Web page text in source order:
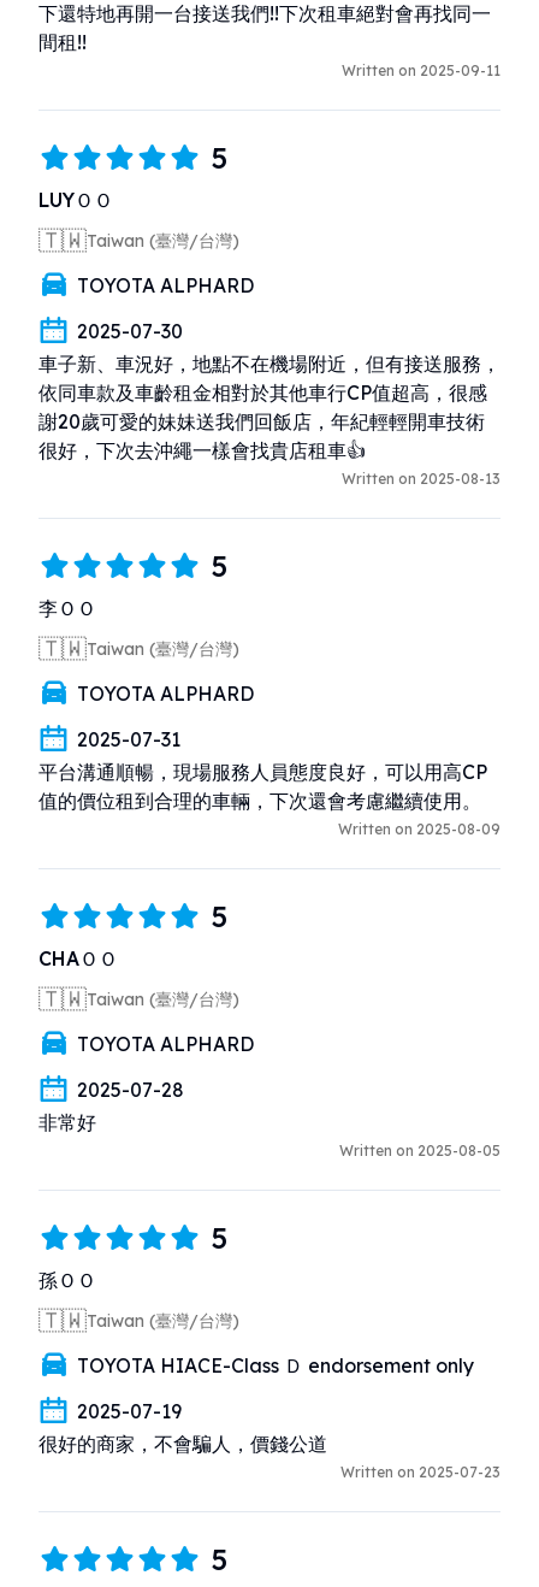
下還特地再開一台接送我們!!下次租車絕對會再找同一
間租!!
Written on 2025-09-11
5
LUYＯＯ
🇹🇼Taiwan (臺灣/台灣)
TOYOTA ALPHARD
2025-07-30
車子新、車況好，地點不在機場附近，但有接送服務，
依同車款及車齡租金相對於其他車行CP值超高，很感
謝20歲可愛的妹妹送我們回飯店，年紀輕輕開車技術
很好，下次去沖繩一樣會找貴店租車👍
Written on 2025-08-13
5
李ＯＯ
🇹🇼Taiwan (臺灣/台灣)
TOYOTA ALPHARD
2025-07-31
平台溝通順暢，現場服務人員態度良好，可以用高CP
值的價位租到合理的車輛，下次還會考慮繼續使用。
Written on 2025-08-09
5
CHAＯＯ
🇹🇼Taiwan (臺灣/台灣)
TOYOTA ALPHARD
2025-07-28
非常好
Written on 2025-08-05
5
孫ＯＯ
🇹🇼Taiwan (臺灣/台灣)
TOYOTA HIACE-Class Ｄ endorsement only
2025-07-19
很好的商家，不會騙人，價錢公道
Written on 2025-07-23
5